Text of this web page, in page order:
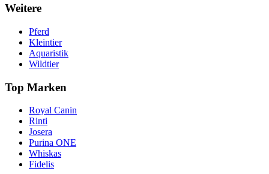
Weitere
Pferd
Kleintier
Aquaristik
Wildtier
Top Marken
Royal Canin
Rinti
Josera
Purina ONE
Whiskas
Fidelis